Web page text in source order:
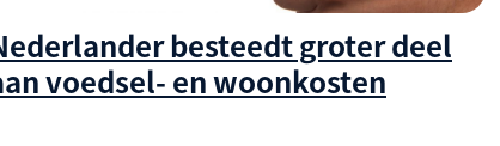
besteedt groter deel
voedsel- en woonkosten